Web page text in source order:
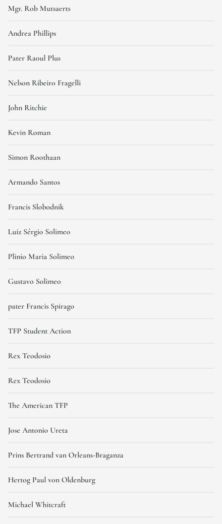
Mgr. Rob Mutsaerts
Andrea Phillips
Pater Raoul Plus
Nelson Ribeiro Fragelli
John Ritchie
Kevin Roman
Simon Roothaan
Armando Santos
Francis Slobodnik
Luiz Sérgio Solimeo
Plinio Maria Solimeo
Gustavo Solimeo
pater Francis Spirago
TFP Student Action
Rex Teodosio
Rex Teodosio
The American TFP
Jose Antonio Ureta
Prins Bertrand van Orleans-Braganza
Hertog Paul von Oldenburg
Michael Whitcraft